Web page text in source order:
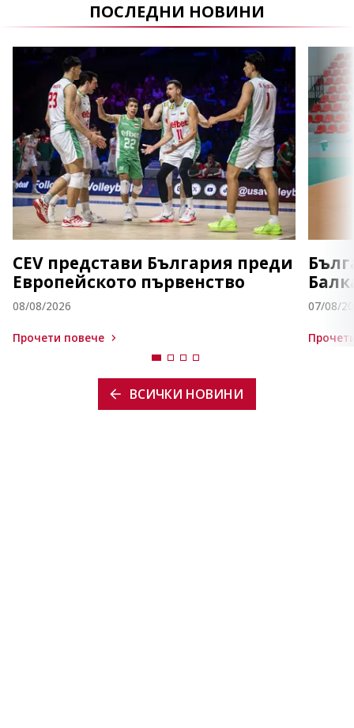
ПОСЛЕДНИ НОВИНИ
CEV представи България преди
Европейското първенство
08/08/2026
Прочети повече
07/08/
ВСИЧКИ НОВИНИ